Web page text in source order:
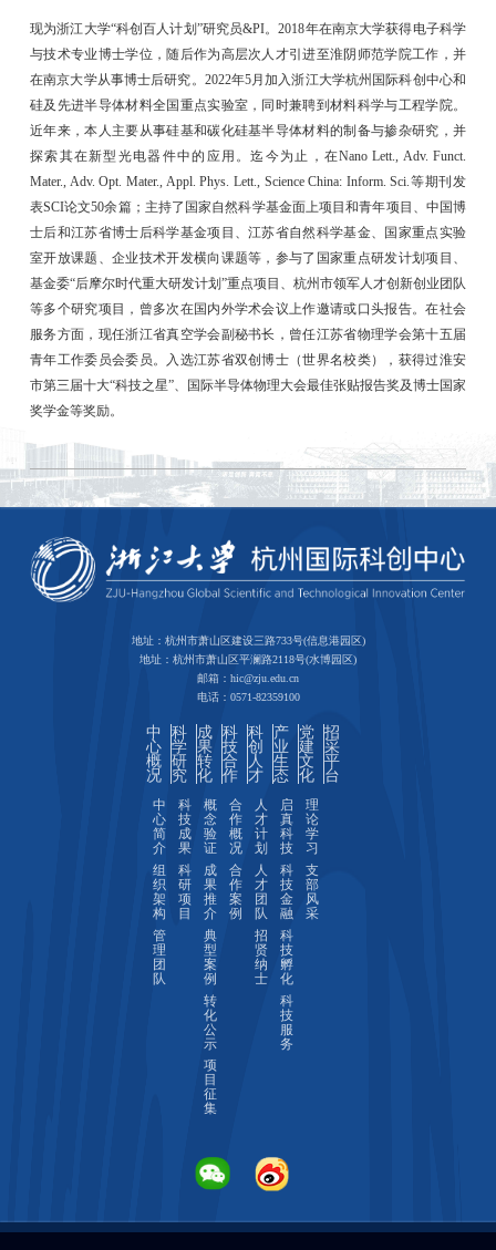
现为浙江大学“科创百人计划”研究员&PI。2018年在南京大学获得电子科学
与技术专业博士学位，随后作为高层次人才引进至淮阴师范学院工作，并
在南京大学从事博士后研究。2022年5月加入浙江大学杭州国际科创中心和
硅及先进半导体材料全国重点实验室，同时兼聘到材料科学与工程学院。
近年来，本人主要从事硅基和碳化硅基半导体材料的制备与掺杂研究，并
探索其在新型光电器件中的应用。迄今为止，在Nano Lett., Adv. Funct.
Mater., Adv. Opt. Mater., Appl. Phys. Lett., Science China: Inform. Sci.等期刊发
表SCI论文50余篇；主持了国家自然科学基金面上项目和青年项目、中国博
士后和江苏省博士后科学基金项目、江苏省自然科学基金、国家重点实验
室开放课题、企业技术开发横向课题等，参与了国家重点研发计划项目、
基金委“后摩尔时代重大研发计划”重点项目、杭州市领军人才创新创业团队
等多个研究项目，曾多次在国内外学术会议上作邀请或口头报告。在社会
服务方面，现任浙江省真空学会副秘书长，曾任江苏省物理学会第十五届
青年工作委员会委员。入选江苏省双创博士（世界名校类），获得过淮安
市第三届十大“科技之星”、国际半导体物理大会最佳张贴报告奖及博士国家
奖学金等奖励。
地址：杭州市萧山区建设三路733号(信息港园区)
地址：杭州市萧山区平澜路2118号(水博园区)
邮箱：hic@zju.edu.cn
电话：0571-82359100
中
心
概
况
中
心
简
介
组
织
架
构
管
理
团
队
科
学
研
究
科
技
成
果
科
研
项
目
成
果
转
化
概
念
验
证
成
果
推
介
典
型
案
例
转
化
公
示
项
目
征
集
科
技
合
作
合
作
概
况
合
作
案
例
科
创
人
才
人
才
计
划
人
才
团
队
招
贤
纳
士
产
业
生
态
启
真
科
技
科
技
金
融
科
技
孵
化
科
技
服
务
党
建
文
化
理
论
学
习
支
部
风
采
招
采
平
台